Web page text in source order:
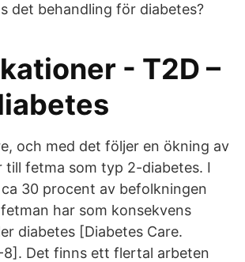
det behandling för diabetes?
- T2D –
och med det följer en ökning av
till fetma som typ 2-diabetes. I
ca 30 procent av befolkningen
har som konsekvens
diabetes [Diabetes Care.
8]. Det finns ett flertal arbeten